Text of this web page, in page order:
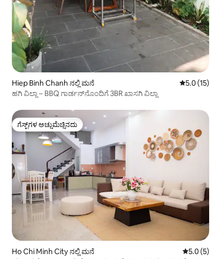
Hiep Binh Chanh ನಲ್ಲಿ ಮನೆ 5 ರಲ್ಲಿ 5.0
5.0 (15)
ಹಗಿ ವಿಲ್ಲಾ – BBQ ಗಾರ್ಡನ್‌ನೊಂದಿಗೆ 3BR ಖಾಸಗಿ ವಿಲ್ಲಾ
ಗೆಸ್ಟ್‌ಗಳ ಅಚ್ಚುಮೆಚ್ಚಿನದು
ಗೆಸ್ಟ್‌ಗಳ ಅಚ್ಚುಮೆಚ್ಚಿನದು
Ho Chi Minh City ನಲ್ಲಿ ಮನೆ 5 ರಲ್ಲಿ 5.0
5.0 (5)